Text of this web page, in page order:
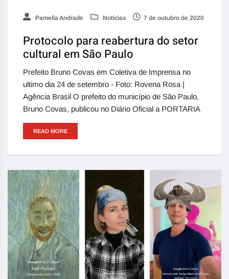
Pamella Andrade Notícias 7 de outubro de 2020
Protocolo para reabertura do setor
cultural em São Paulo
Prefeito Bruno Covas em Coletiva de Imprensa no
ultimo dia 24 de setembro - Foto: Rovena Rosa |
Agência Brasil O prefeito do município de São Paulo,
Bruno Covas, publicou no Diário Oficial a PORTARIA
READ MORE